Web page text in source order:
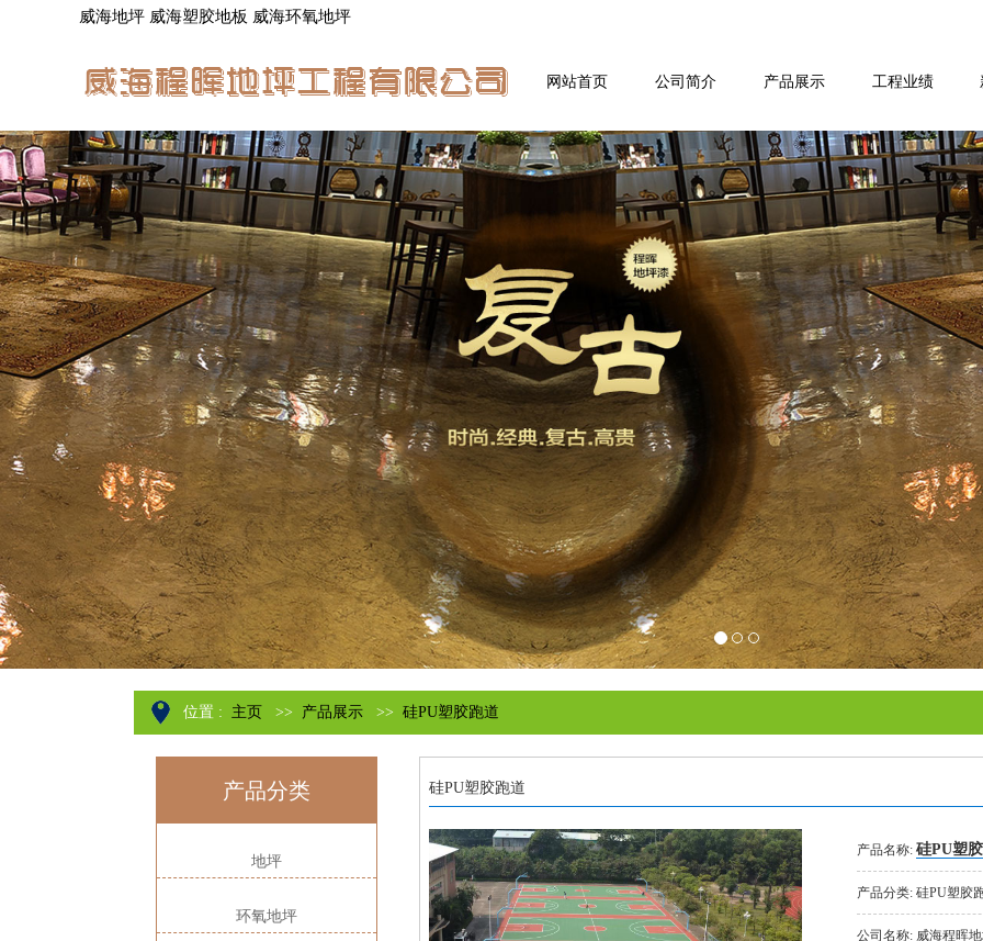
威海地坪 威海塑胶地板 威海环氧地坪
网站首页 公司简介 产品展示 工程业绩
位置 : 主页 >> 产品展示 >> 硅PU塑胶跑道
硅PU塑胶跑道
产品名称: 硅PU塑
产品分类: 硅PU塑胶
公司名称: 威海程晖
产品分类
地坪
环氧地坪